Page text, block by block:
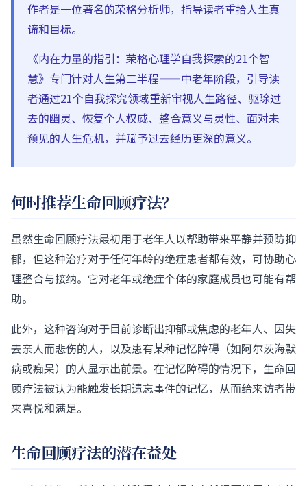
作者是一位著名的荣格分析师，指导读者重拾人生真
谛和目标。
《内在力量的指引：荣格心理学自我探索的21个智
慧》专门针对人生第二半程——中老年阶段，引导读
者通过21个自我探究领域重新审视人生路径、驱除过
去的幽灵、恢复个人权威、整合意义与灵性、面对未
预见的人生危机，并赋予过去经历更深的意义。
何时推荐生命回顾疗法？
虽然生命回顾疗法最初用于老年人以帮助带来平静并预防抑
郁，但这种治疗对于任何年龄的绝症患者都有效，可协助心
理整合与接纳。它对老年或绝症个体的家庭成员也可能有帮
助。
此外，这种咨询对于目前诊断出抑郁或焦虑的老年人、因失
去亲人而悲伤的人，以及患有某种记忆障碍（如阿尔茨海默
病或痴呆）的人显示出前景。在记忆障碍的情况下，生命回
顾疗法被认为能触发长期遗忘事件的记忆，从而给来访者带
来喜悦和满足。
生命回顾疗法的潜在益处